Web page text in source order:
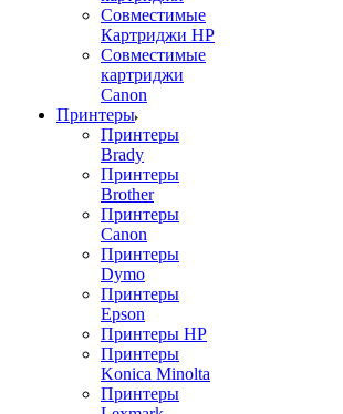
Совместимые
Картриджи HP
Совместимые
картриджи
Canon
Принтеры
Принтеры
Brady
Принтеры
Brother
Принтеры
Canon
Принтеры
Dymo
Принтеры
Epson
Принтеры HP
Принтеры
Konica Minolta
Принтеры